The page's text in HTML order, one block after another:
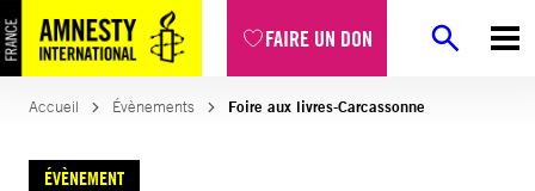
FAIRE UN DON
Accueil Évènements Foire aux livres-Carcassonne
ÉVÈNEMENT